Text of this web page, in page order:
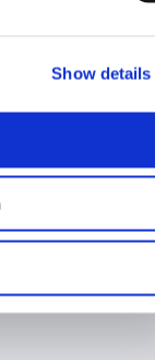
Show details
vår